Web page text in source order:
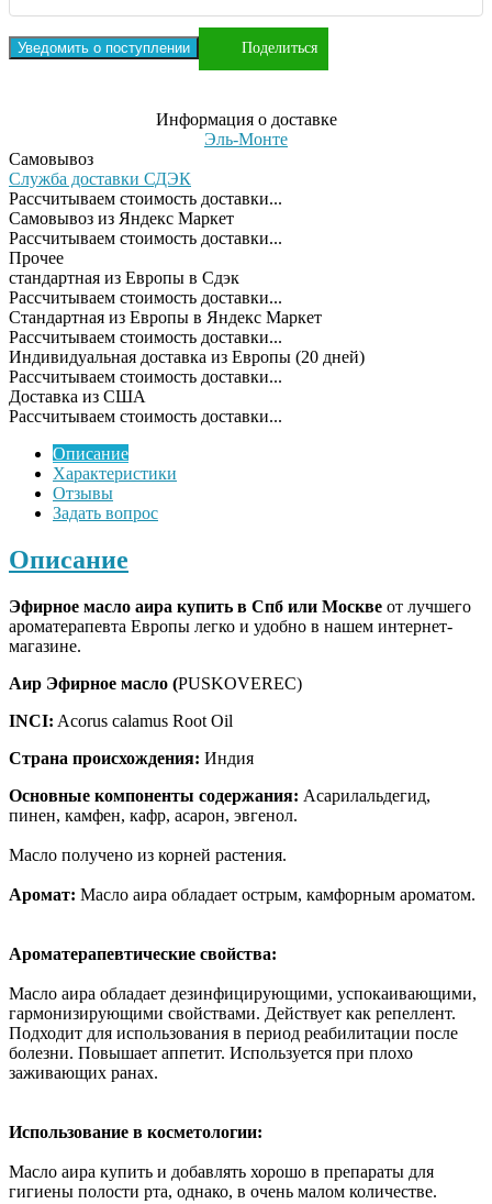
Уведомить о поступлении Поделиться
Информация о доставке
Эль-Монте
Самовывоз
Служба доставки СДЭК
Рассчитываем стоимость доставки...
Самовывоз из Яндекс Маркет
Рассчитываем стоимость доставки...
Прочее
cтандартная из Европы в Сдэк
Рассчитываем стоимость доставки...
Стандартная из Европы в Яндекс Маркет
Рассчитываем стоимость доставки...
Индивидуальная доставка из Европы (20 дней)
Рассчитываем стоимость доставки...
Доставка из США
Рассчитываем стоимость доставки...
Описание
Характеристики
Отзывы
Задать вопрос
Описание
Эфирное масло аира купить в Спб или Москве от лучшего
ароматерапевта Европы легко и удобно в нашем интернет-
магазине.
Аир Эфирное масло (PUSKOVEREC)
INCI: Acorus calamus Root Oil
Страна происхождения: Индия
Основные компоненты содержания: Асарилальдегид,
пинен, камфен, кафр, асарон, эвгенол.
Масло получено из корней растения.
Аромат: Масло аира обладает острым, камфорным ароматом.
Ароматерапевтические свойства:
Масло аира обладает дезинфицирующими, успокаивающими,
гармонизирующими свойствами. Действует как репеллент.
Подходит для использования в период реабилитации после
болезни. Повышает аппетит. Используется при плохо
заживающих ранах.
Использование в косметологии:
Масло аира купить и добавлять хорошо в препараты для
гигиены полости рта, однако, в очень малом количестве.